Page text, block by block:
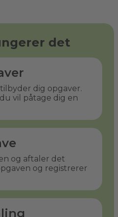
det
dig opgaver.
vil påtage dig en
og aftaler det
og registrerer